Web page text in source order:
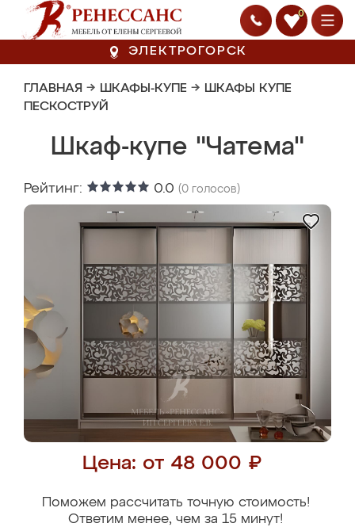
0
ЭЛЕКТРОГОРСК
ГЛАВНАЯ → ШКАФЫ-КУПЕ → ШКАФЫ КУПЕ
ПЕСКОСТРУЙ
Шкаф-купе "Чатема"
Рейтинг: 0.0 (0 голосов)
Цена: от 48 000 ₽
Поможем рассчитать точную стоимость!
Ответим менее, чем за 15 минут!